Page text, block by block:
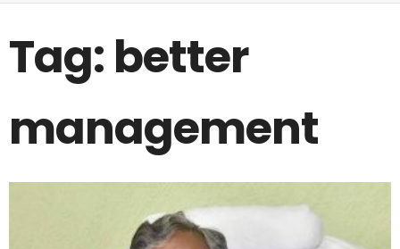
Tag: better
management